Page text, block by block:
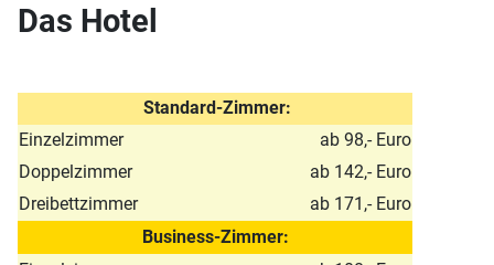
Das Hotel
Standard-Zimmer:
Einzelzimmer
ab 98,- Euro
Doppelzimmer
ab 142,- Euro
Dreibettzimmer
ab 171,- Euro
Business-Zimmer: